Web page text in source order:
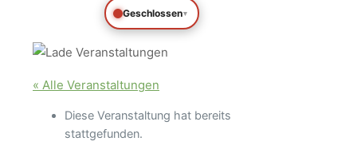
Geschlossen▾
« Alle Veranstaltungen
Diese Veranstaltung hat bereits
stattgefunden.